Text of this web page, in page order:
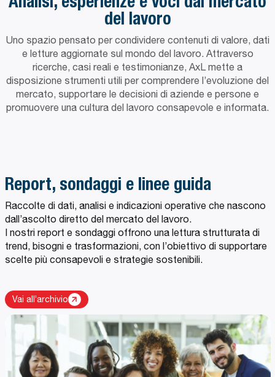
del lavoro
Analisi, esperienze e voci dal mercato
Uno spazio pensato per condividere contenuti di valore, dati
e letture aggiornate sul mondo del lavoro. Attraverso
ricerche, casi reali e testimonianze, AxL mette a
disposizione strumenti utili per comprendere l’evoluzione del
mercato, supportare le decisioni di aziende e persone e
promuovere una cultura del lavoro consapevole e informata.
Report, sondaggi e linee guida
Raccolte di dati, analisi e indicazioni operative che nascono
dall’ascolto diretto del mercato del lavoro.
I nostri report e sondaggi offrono una lettura strutturata di
trend, bisogni e trasformazioni, con l’obiettivo di supportare
scelte più consapevoli e strategie sostenibili.
Vai all’archivio
Apri report: Persone & Lavoro 2026